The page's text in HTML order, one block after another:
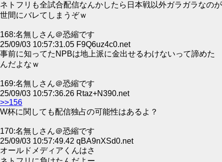
ネトフリも全試合配信なんかしたら日本戦以外ガラガラなのが
世間にバレてしまうぞｗ
168:名無しさん＠恐縮です
25/09/03 10:57:31.05 F9Q6uz4c0.net
事前に知ってたNPBは地上派に金出せるわけないって諦めた
んだよなｗ
169:名無しさん＠恐縮です
25/09/03 10:57:36.26 Rtaz+N390.net
>>156
W杯に関しても配信独占の可能性はあるよ？
170:名無しさん＠恐縮です
25/09/03 10:57:49.42 qBA9nXSd0.net
オールドメディアくんはさ